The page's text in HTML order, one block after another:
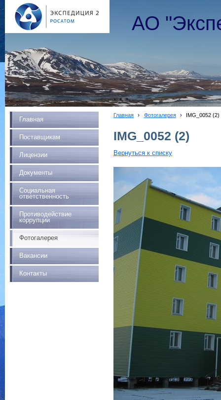
АО
Главная
Поставщикам
Лицензии
Документы
Социальная
ответственность
Противодействие
коррупции
Фотогалерея
Вакансии
Контакты
Главная › Фотогалерея › IMG_0052 (2)
IMG_0052 (2)
Вернуться к списку